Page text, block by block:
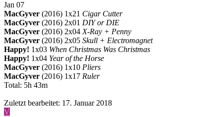
Jan 07
MacGyver (2016) 1x21 Cigar Cutter
MacGyver (2016) 2x01 DIY or DIE
MacGyver (2016) 2x04X-Ray + Penny
MacGyver (2016) 2x05 Skull + Electromagnet
Happy! 1x03 When Christmas Was Christmas
Happy! 1x04 Year of the Horse
MacGyver (2016) 1x10 Pliers
MacGyver (2016) 1x17 Ruler
Total: 5h 43m
Zuletzt bearbeitet: 17. Januar 2018
V